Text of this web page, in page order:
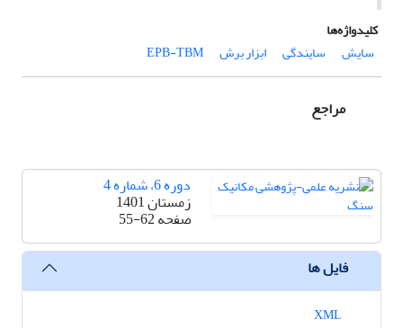
کلیدواژه‌ها
سایش
سایندگی ابزار برش EPB-TBM
مراجع
دوره 6، شماره 4
زمستان 1401
صفحه55-62
فایل ها